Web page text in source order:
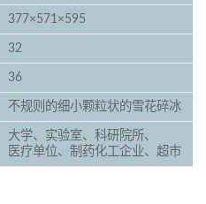
377×571×595
32
36
不规则的细小颗粒状的雪花碎冰
大学、实验室、科研院所、
医疗单位、制药化工企业、超市